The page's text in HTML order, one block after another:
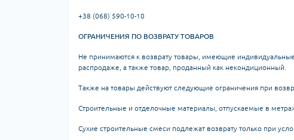
+38 (068) 590-10-10
ОГРАНИЧЕНИЯ ПО ВОЗВРАТУ ТОВАРОВ
Не принимаются к возврату товары, имеющие
распродаже, а также товар, проданный как некондиционный.
Также на товары действуют следующие ограничения при
Строительные и отделочные материалы, отпускаемые в
Сухие строительные смеси подлежат возврату только при